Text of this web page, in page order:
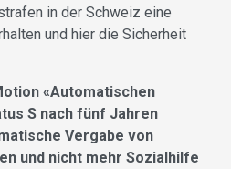
in der Schweiz eine
und hier die Sicherheit
«Automatischen
S nach fünf Jahren
Vergabe von
und nicht mehr Sozialhilfe